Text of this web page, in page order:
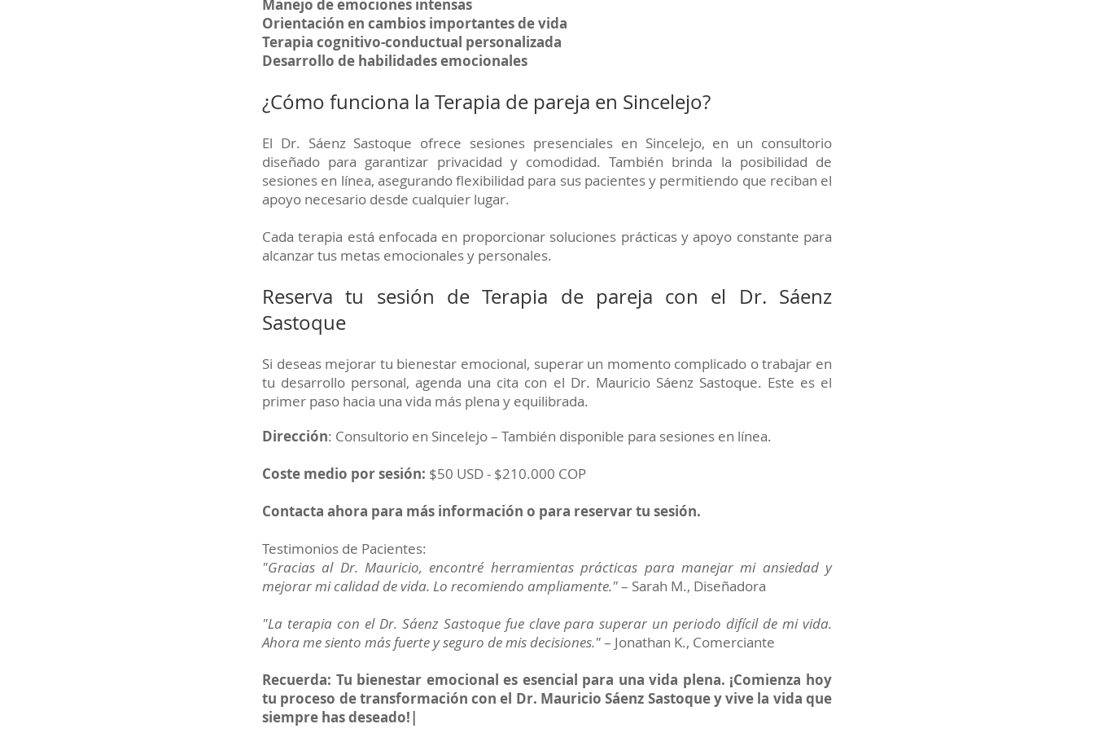
Manejo de emociones intensas
Orientación en cambios importantes de vida
Terapia cognitivo-conductual personalizada
Desarrollo de habilidades emocionales
¿Cómo funciona la Terapia de pareja en Sincelejo?
El Dr. Sáenz Sastoque ofrece sesiones presenciales en Sincelejo, en un consultorio
diseñado para garantizar privacidad y comodidad. También brinda la posibilidad de
sesiones en línea, asegurando flexibilidad para sus pacientes y permitiendo que reciban el
apoyo necesario desde cualquier lugar.
Cada terapia está enfocada en proporcionar soluciones prácticas y apoyo constante para
alcanzar tus metas emocionales y personales.
Reserva tu sesión de Terapia de pareja con el Dr. Sáenz
Sastoque
Si deseas mejorar tu bienestar emocional, superar un momento complicado o trabajar en
tu desarrollo personal, agenda una cita con el Dr. Mauricio Sáenz Sastoque. Este es el
primer paso hacia una vida más plena y equilibrada.
Dirección: Consultorio en Sincelejo – También disponible para sesiones en línea.
Coste medio por sesión: $50 USD - $210.000 COP
Contacta ahora para más información o para reservar tu sesión.
Testimonios de Pacientes:
"Gracias al Dr. Mauricio, encontré herramientas prácticas para manejar mi ansiedad y
mejorar mi calidad de vida. Lo recomiendo ampliamente."– Sarah M., Diseñadora
"La terapia con el Dr. Sáenz Sastoque fue clave para superar un periodo difícil de mi vida.
Ahora me siento más fuerte y seguro de mis decisiones."– Jonathan K., Comerciante
Recuerda: Tu bienestar emocional es esencial para una vida plena. ¡Comienza hoy
tu proceso de transformación con el Dr. Mauricio Sáenz Sastoque y vive la vida que
siempre has deseado!|